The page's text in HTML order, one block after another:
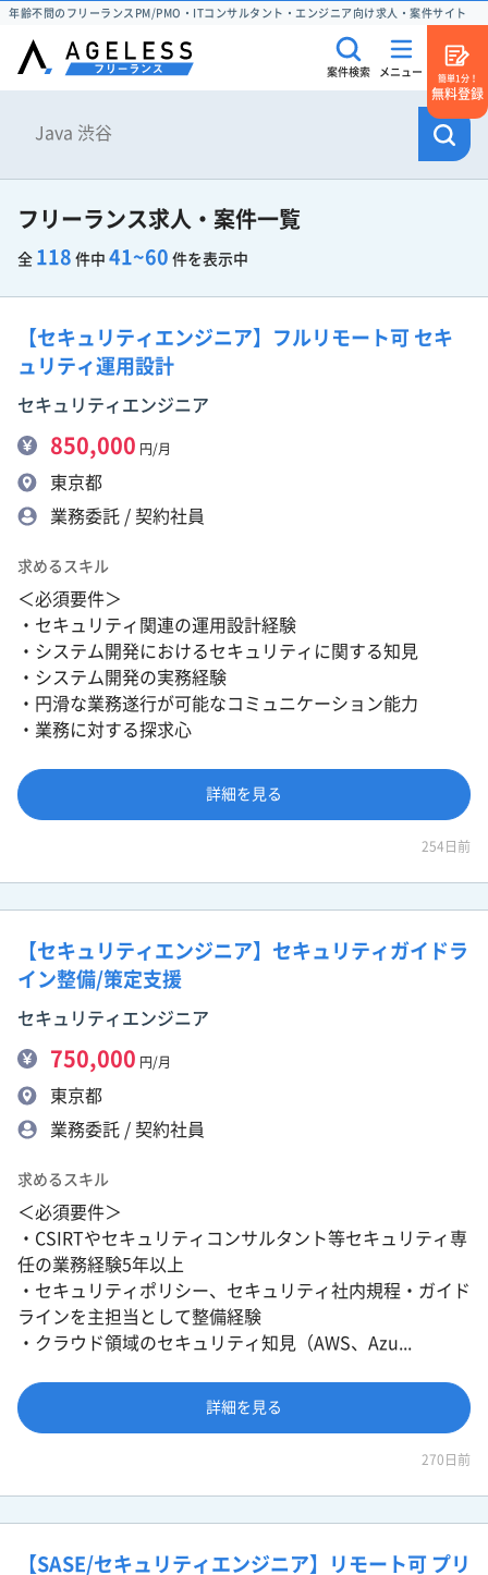
年齢不問のフリーランスPM/PMO・ITコンサルタント・エンジニア向け求人・案件サイト
案件検索 メニュー
簡単1分！
無料登録
フリーランス求人・案件一覧
全 118 件中 41~60 件を表示中
【セキュリティエンジニア】フルリモート可 セキ
ュリティ運用設計
セキュリティエンジニア
850,000 円/月
東京都
業務委託 / 契約社員
求めるスキル
＜必須要件＞
・セキュリティ関連の運用設計経験
・システム開発におけるセキュリティに関する知見
・システム開発の実務経験
・円滑な業務遂行が可能なコミュニケーション能力
・業務に対する探求心
詳細を見る
254日前
【セキュリティエンジニア】セキュリティガイドラ
イン整備/策定支援
セキュリティエンジニア
750,000 円/月
東京都
業務委託 / 契約社員
求めるスキル
＜必須要件＞
・CSIRTやセキュリティコンサルタント等セキュリティ専
任の業務経験5年以上
・セキュリティポリシー、セキュリティ社内規程・ガイド
ラインを主担当として整備経験
・クラウド領域のセキュリティ知見（AWS、Azu...
詳細を見る
270日前
【SASE/セキュリティエンジニア】リモート可 プリ